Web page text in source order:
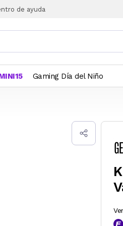
de ayuda
Gaming Día del Niño